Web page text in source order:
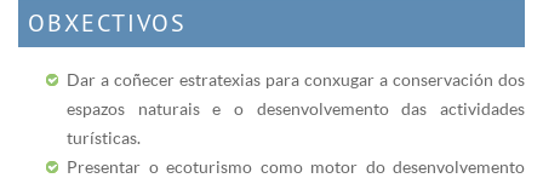
OBXECTIVOS
Dar a coñecer estratexias para conxugar a conservación dos
espazos naturais e o desenvolvemento das actividades
turísticas.
Presentar o ecoturismo como motor do desenvolvemento